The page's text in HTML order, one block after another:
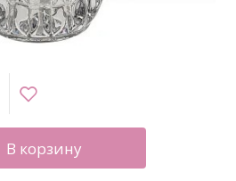
В корзину